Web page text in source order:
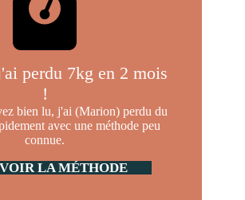
perdu 7kg en 2 mois
!
bien lu, j'ai (Marion) perdu du
avec une méthode peu
connue.
LA MÉTHODE